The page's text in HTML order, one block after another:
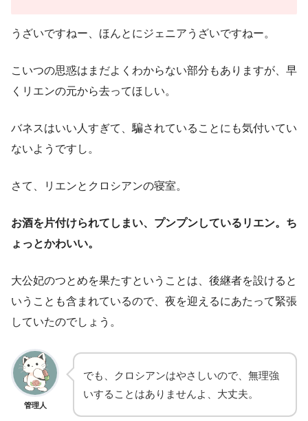
うざいですねー、ほんとにジェニアうざいですねー。
こいつの思惑はまだよくわからない部分もありますが、早
くリエンの元から去ってほしい。
バネスはいい人すぎて、騙されていることにも気付いてい
ないようですし。
さて、リエンとクロシアンの寝室。
お酒を片付けられてしまい、プンプンしているリエン。ち
ょっとかわいい。
大公妃のつとめを果たすということは、後継者を設けると
いうことも含まれているので、夜を迎えるにあたって緊張
していたのでしょう。
管理人
でも、クロシアンはやさしいので、無理強
いすることはありませんよ、大丈夫。